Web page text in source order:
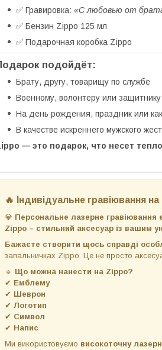
✅ Гравировка: «С любовью от
✅ Бензин Zippo 125 мл
✅ Подарочная коробка Zippo
подойдёт:
Брату, другу, товарищу по службе
Военному, волонтеру или защитнику
На день рождения, праздник или
В качестве искреннего мужского
— это подарок, что несет тепло
🔥 Індивідуальне гравіювання
💎 Персональне лазерне гравіювання
Zippo – стильний аксесуар із вашим
Бажаєте створити щось справді
запальничках Zippo. Це не просто
🔹 Що можна нанести на Zippo?
✔ Емблему
✔ Шеврон
✔ Логотип
✔ Символ
✔ Напис
Ми використовуємо високоточну